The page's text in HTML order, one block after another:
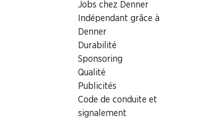
Jobs chez Denner
Indépendant grâce à
Denner
Durabilité
Sponsoring
Qualité
Publicités
Code de conduite et
signalement